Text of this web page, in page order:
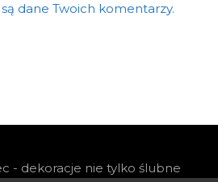
dane Twoich komentarzy.
- dekoracje nie tylko ślubne